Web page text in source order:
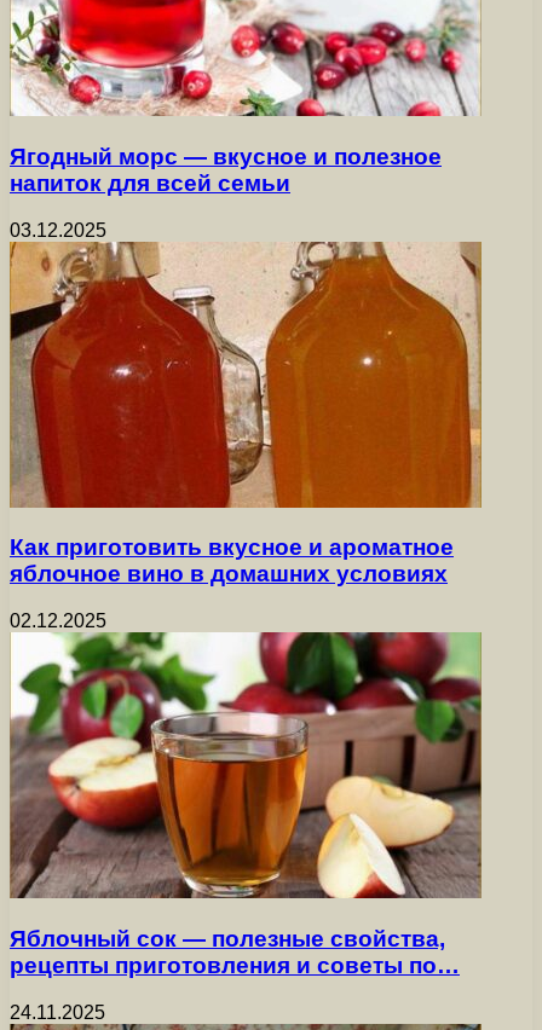
Ягодный морс — вкусное и полезное
напиток для всей семьи
03.12.2025
Как приготовить вкусное и ароматное
яблочное вино в домашних условиях
02.12.2025
Яблочный сок — полезные свойства,
рецепты приготовления и советы по…
24.11.2025